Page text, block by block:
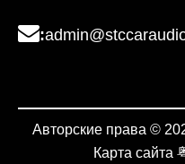
:
Авторские права ©
Карта сайта